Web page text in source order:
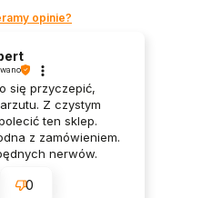
opinie?
się przyczepić,
Z czystym
ten sklep.
z zamówieniem.
nerwów.
0